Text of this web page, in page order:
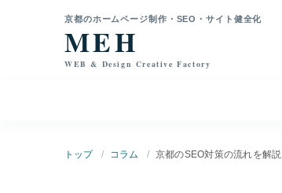
京都のホームページ制作・SEO・サイト健全化
MEH
WEB & Design Creative Factory
トップ コラム 京都のSEO対策の流れを解